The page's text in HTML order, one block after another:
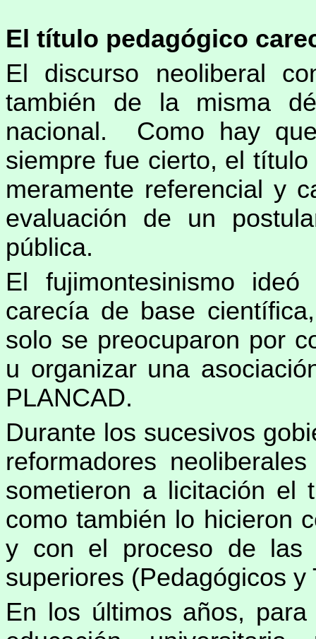
El título pedagógico
El discurso neoliberal
también de la misma
nacional. Como hay
siempre fue cierto, el
meramente referencial y
evaluación de un
pública.
El fujimontesinismo
carecía de base
solo se preocuparon por
u organizar una
PLANCAD.
Durante los sucesivos
reformadores
sometieron a licitación el
como también lo hicieron
y con el proceso de las
superiores (Pedagógicos y
En los últimos años,